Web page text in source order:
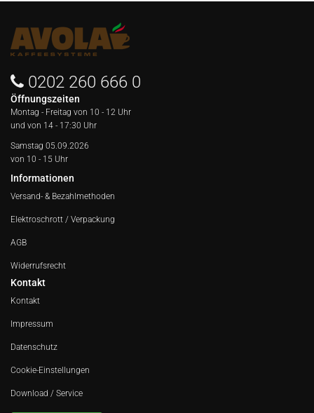
0202 260 666 0
Öffnungszeiten
Montag - Freitag von 10 - 12 Uhr
und von 14 - 17:30 Uhr
Samstag 05.09.2026
von 10 - 15 Uhr
Informationen
Versand- & Bezahlmethoden
Elektroschrott / Verpackung
AGB
Widerrufsrecht
Kontakt
Kontakt
Impressum
Datenschutz
Cookie-Einstellungen
Download / Service